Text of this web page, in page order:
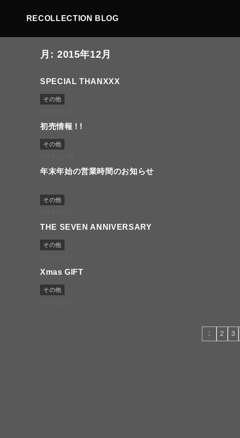
RECOLLECTION BLOG
月: 2015年12月
SPECIAL THANXXX
その他
初売情報 ! !
その他
年末年始の営業時間のお知らせ
その他
THE SEVEN ANNIVERSARY
その他
Xmas GIFT
その他
1 2 3